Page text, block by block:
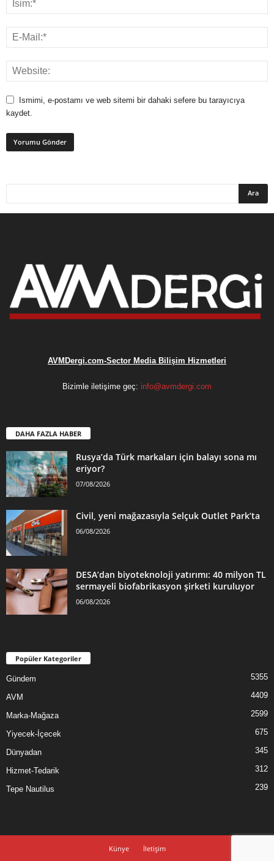
Ismimi, e-postamı ve web sitemi bir dahaki sefere bu tarayıcıya
kaydet.
AVMDergi.com-Sector Media Bilişim Hizmetleri
Bizimle iletişime geç: info@avmdergi.com
DAHA FAZLA HABER
Rusya’da Türk markaları için balayı sona mı
eriyor?
07/08/2026
Civil, yeni mağazasıyla Selçuk Outlet Park’ta
06/08/2026
DESA’dan biyoteknoloji yatırımı: 40 milyon TL
sermayeli biofabrikasyon şirketi kuruluyor
06/08/2026
Popüler Kategoriler
Gündem 5355
AVM 4409
Marka-Mağaza 2599
Yiyecek-İçecek 675
Dünyadan 345
Hizmet-Tedarik 312
Tepe Nautilus 239
Künye İletişim